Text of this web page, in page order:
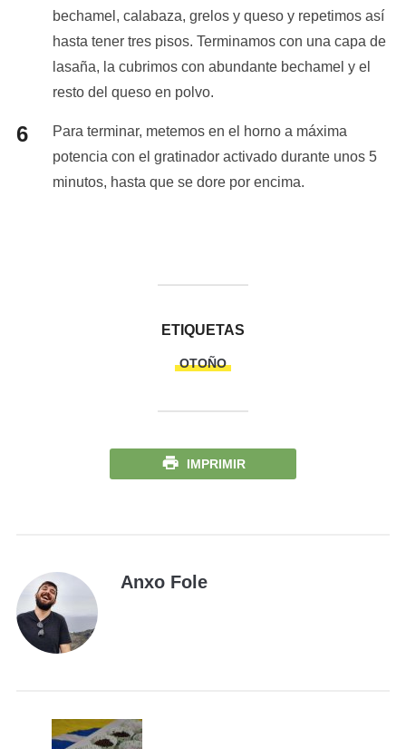
bechamel, calabaza, grelos y queso y repetimos así
hasta tener tres pisos. Terminamos con una capa de
lasaña, la cubrimos con abundante bechamel y el
resto del queso en polvo.
Para terminar, metemos en el horno a máxima
potencia con el gratinador activado durante unos 5
minutos, hasta que se dore por encima.
ETIQUETAS
OTOÑO
IMPRIMIR
Anxo Fole